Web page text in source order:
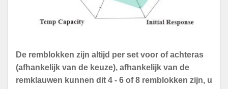
De remblokken zijn altijd per set voor of achteras
(afhankelijk van de keuze), afhankelijk van de
remklauwen kunnen dit 4 - 6 of 8 remblokken zijn, u